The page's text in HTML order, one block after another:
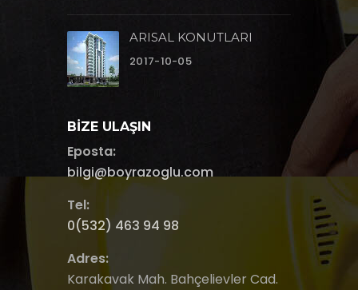
ARISAL KONUTLARI
2017-10-05
BIZE ULAŞIN
Eposta:
bilgi@boyrazoglu.com
Tel:
0(532) 463 94 98
Adres:
Karakavak Mah. Bahçelievler Cad.